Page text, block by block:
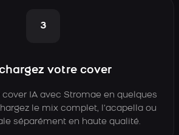
3
votre cover
cover IA avec Stromae en quelques
le mix complet, l’acapella ou
séparément en haute qualité.